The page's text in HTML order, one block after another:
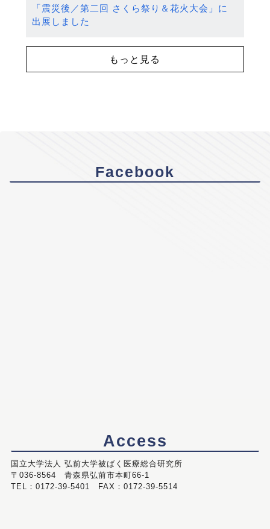
「震災後／第二回 さくら祭り＆花火大会」に
出展しました
もっと見る
Facebook
Access
国立大学法人 弘前大学被ばく医療総合研究所
〒036-8564 青森県弘前市本町66-1
TEL：0172-39-5401 FAX：0172-39-5514